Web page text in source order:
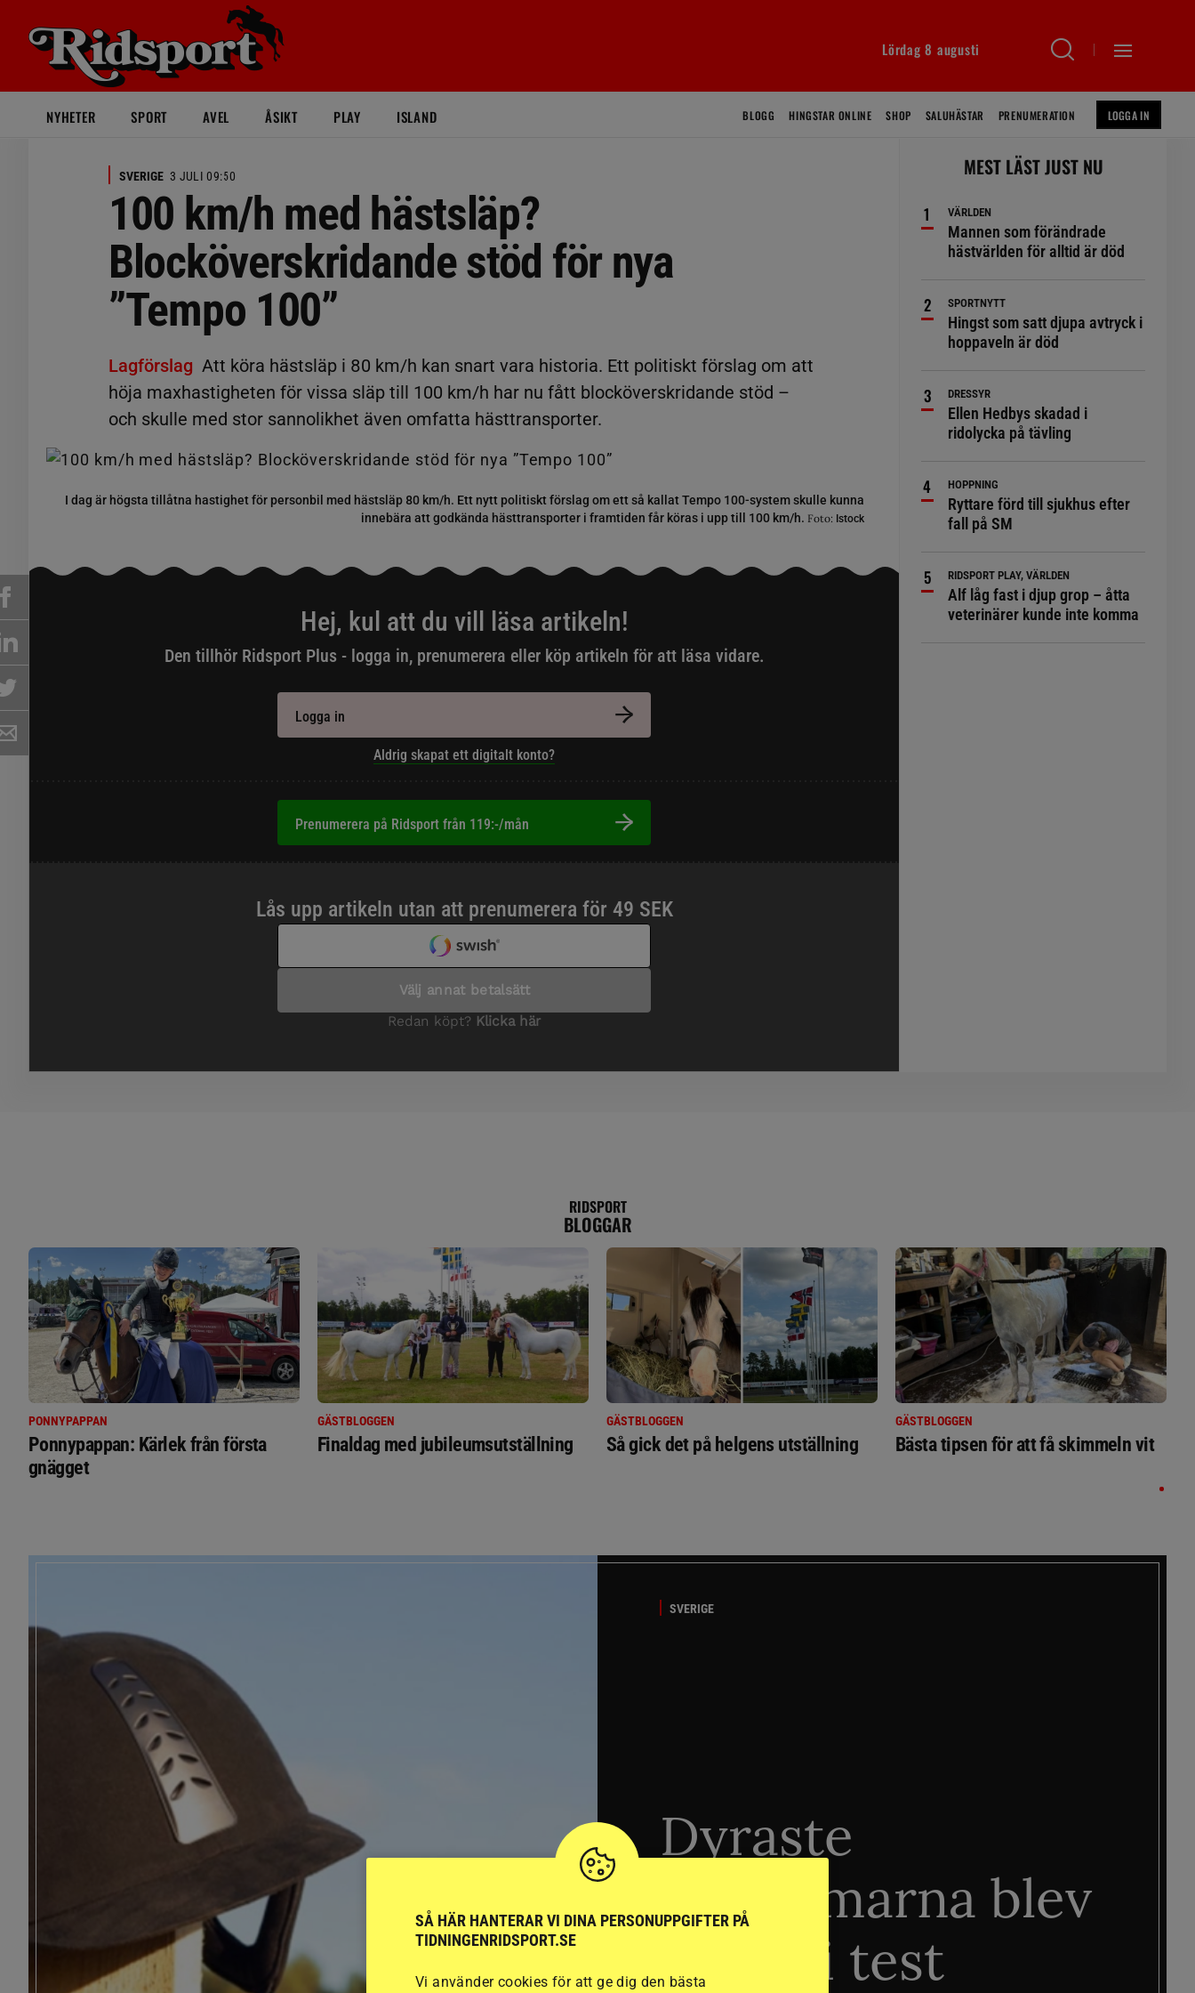
Lördag 8 augusti
NYHETER SPORT AVEL ÅSIKT PLAY ISLAND BLOGG HINGSTAR ONLINE SHOP SALUHÄSTAR PRENUMERATION LOGGA IN
SVERIGE 3 JULI 09:50
100 km/h med hästsläp?
Blocköverskridande stöd för nya
”Tempo 100”
Lagförslag Att köra hästsläp i 80 km/h kan snart vara historia. Ett politiskt förslag om att
höja maxhastigheten för vissa släp till 100 km/h har nu fått blocköverskridande stöd –
och skulle med stor sannolikhet även omfatta hästtransporter.
I dag är högsta tillåtna hastighet för personbil med hästsläp 80 km/h. Ett nytt politiskt förslag om ett så kallat Tempo 100-system skulle kunna
innebära att godkända hästtransporter i framtiden får köras i upp till 100 km/h. Foto: Istock
Hej, kul att du vill läsa artikeln!
Den tillhör Ridsport Plus - logga in, prenumerera eller köp artikeln för att läsa vidare.
Logga in
Aldrig skapat ett digitalt konto?
Prenumerera på Ridsport från 119:-/mån
MEST LÄST JUST NU
VÄRLDEN
Mannen som förändrade
hästvärlden för alltid är död
SPORTNYTT
Hingst som satt djupa avtryck i
hoppaveln är död
DRESSYR
Ellen Hedbys skadad i
ridolycka på tävling
HOPPNING
Ryttare förd till sjukhus efter
fall på SM
RIDSPORT PLAY, VÄRLDEN
Alf låg fast i djup grop – åtta
veterinärer kunde inte komma
RIDSPORT
BLOGGAR
PONNYPAPPAN
Ponnypappan: Kärlek från första
gnägget
GÄSTBLOGGEN
Finaldag med jubileumsutställning
GÄSTBLOGGEN
Så gick det på helgens utställning
GÄSTBLOGGEN
Bästa tipsen för att få skimmeln vit
SVERIGE
Dyraste
ridhjälmarna blev
sämst i test
SÅ HÄR HANTERAR VI DINA PERSONUPPGIFTER PÅ
TIDNINGENRIDSPORT.SE
Vi använder cookies för att ge dig den bästa